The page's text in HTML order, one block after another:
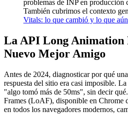
problemas de INP en producción
También cubrimos el contexto
Vitals: lo que cambió y lo que
La API Long Animation
Nuevo Mejor Amigo
Antes de 2024, diagnosticar por qué
respuesta del sitio era casi imposible.
"algo tomó más de 50ms", sin decir
Frames (LoAF), disponible en Chrome
en todos los navegadores modernos,